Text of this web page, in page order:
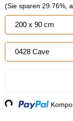
(Sie sparen 29.76% ,
200 x 90 cm
0428 Cave